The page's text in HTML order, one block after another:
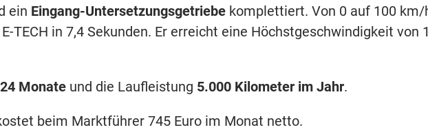
ein Eingang-Untersetzungsgetriebe komplettiert. Von 0 auf 100 km/
TECH in 7,4 Sekunden. Er erreicht eine Höchstgeschwindigkeit von
24 Monate und die Laufleistung 5.000 Kilometer im Jahr.
beim Marktführer 745 Euro im Monat netto.